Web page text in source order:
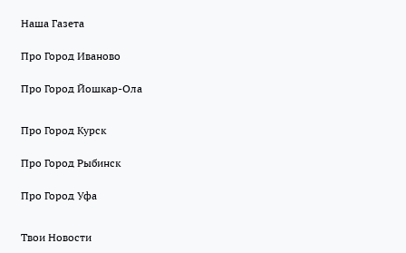
Наша Газета
Про Город Иваново
Про Город Йошкар-Ола
Про Город Курск
Про Город Рыбинск
Про Город Уфа
Твои Новости